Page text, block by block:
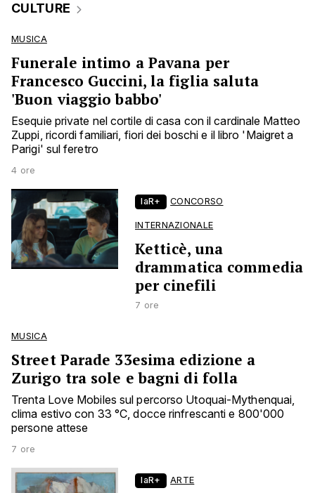
CULTURE
MUSICA
Funerale intimo a Pavana per
Francesco Guccini, la figlia saluta
'Buon viaggio babbo'
Esequie private nel cortile di casa con il cardinale Matteo
Zuppi, ricordi familiari, fiori dei boschi e il libro 'Maigret a
Parigi' sul feretro
4 ore
laR+ CONCORSO
INTERNAZIONALE
Ketticè, una
drammatica commedia
per cinefili
7 ore
MUSICA
Street Parade 33esima edizione a
Zurigo tra sole e bagni di folla
Trenta Love Mobiles sul percorso Utoquai-Mythenquai,
clima estivo con 33 °C, docce rinfrescanti e 800'000
persone attese
7 ore
laR+ ARTE